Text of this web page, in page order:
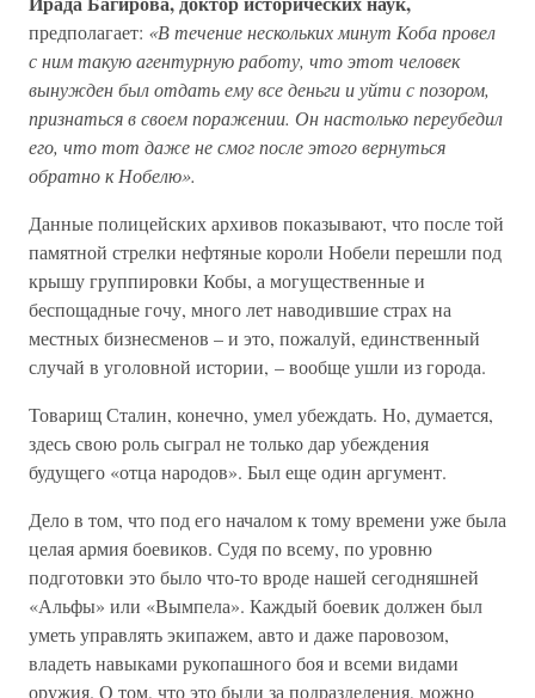
предполагает: «В течение нескольких минут Коба провел
с ним такую агентурную работу, что этот человек
вынужден был отдать ему все деньги и уйти с позором,
признаться в своем поражении. Он настолько переубедил
его, что тот даже не смог после этого вернуться
обратно к Нобелю».
Данные полицейских архивов показывают, что после той
памятной стрелки нефтяные короли Нобели перешли под
крышу группировки Кобы, а могущественные и
беспощадные гочу, много лет наводившие страх на
местных бизнесменов – и это, пожалуй, единственный
случай в уголовной истории, – вообще ушли из города.
Товарищ Сталин, конечно, умел убеждать. Но, думается,
здесь свою роль сыграл не только дар убеждения
будущего «отца народов». Был еще один аргумент.
Дело в том, что под его началом к тому времени уже была
целая армия боевиков. Судя по всему, по уровню
подготовки это было что-то вроде нашей сегодняшней
«Альфы» или «Вымпела». Каждый боевик должен был
уметь управлять экипажем, авто и даже паровозом,
владеть навыками рукопашного боя и всеми видами
оружия. О том, что это были за подразделения, можно